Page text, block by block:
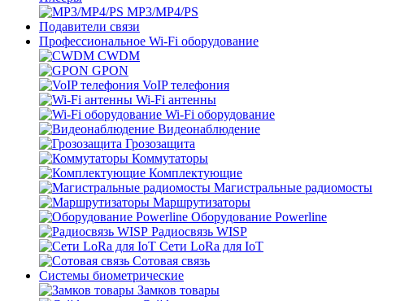
MP3/MP4/PS
Подавители связи
Профессиональное Wi-Fi оборудование
CWDM
GPON
VoIP телефония
Wi-Fi антенны
Wi-Fi оборудование
Видеонаблюдение
Грозозащита
Коммутаторы
Комплектующие
Магистральные радиомосты
Маршрутизаторы
Оборудование Powerline
Радиосвязь WISP
Сети LoRa для IoT
Сотовая связь
Системы биометрические
Замков товары